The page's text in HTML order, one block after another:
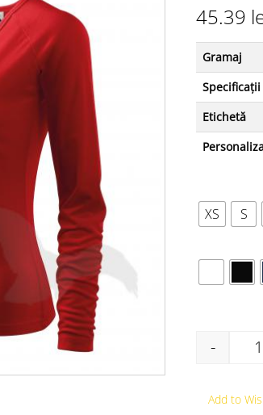
45.39
Gramaj
Specificații
Etichetă
XS S
-
Add to